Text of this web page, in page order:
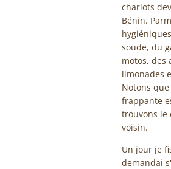
chariots
Bénin.
soude, du
motos, des
limonades
Notons
frappante
trouvons le
voisin.
Un jour je
demandai